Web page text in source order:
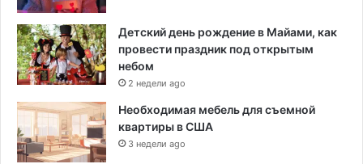
Детский день рождение в Майами, как
провести праздник под открытым
небом
2 недели ago
Необходимая мебель для съемной
квартиры в США
3 недели ago